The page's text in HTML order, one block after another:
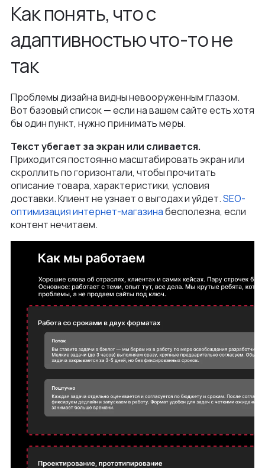
Как понять, что с
адаптивностью что-то не
так
Проблемы дизайна видны невооруженным глазом.
Вот базовый список — если на вашем сайте есть хотя
бы один пункт, нужно принимать меры.
Текст убегает за экран или сливается.
Приходится постоянно масштабировать экран или
скроллить по горизонтали, чтобы прочитать
описание товара, характеристики, условия
доставки. Клиент не узнает о выгодах и уйдет.SEO-
оптимизация интернет-магазинабесполезна, если
контент нечитаем.